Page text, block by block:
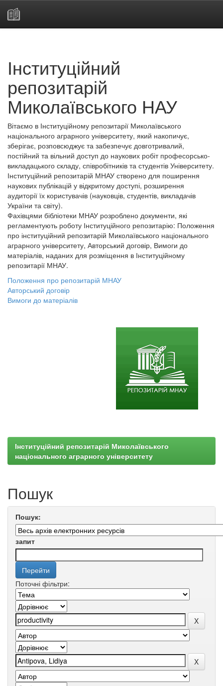
Інституційний
репозитарій
Миколаївського НАУ
Вітаємо в Інституційному репозитарії Миколаївського
національного аграрного університету, який накопичує,
зберігає, розповсюджує та забезпечує довготривалий,
постійний та вільний доступ до наукових робіт професорсько-
викладацького складу, співробітників та студентів Університету.
Інституційний репозитарій МНАУ створено для поширення
наукових публікацій у відкритому доступі, розширення
аудиторії їх користувачів (науковців, студентів, викладачів
України та світу).
Фахівцями бібліотеки МНАУ розроблено документи, які
регламентують роботу Інституційного репозитарію: Положення
про інституційний репозитарій Миколаївського національного
аграрного університету, Авторський договір, Вимоги до
матеріалів, наданих для розміщення в Інституційному
репозитарії МНАУ.
Положення про репозитарій МНАУ
Авторський договір
Вимоги до матеріалів
Інституційний репозитарій Миколаївського
національного аграрного університету
Пошук
Пошук:
запит
Поточні фільтри: